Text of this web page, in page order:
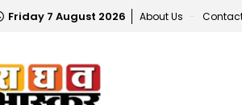
Friday 7 August 2026 About Us